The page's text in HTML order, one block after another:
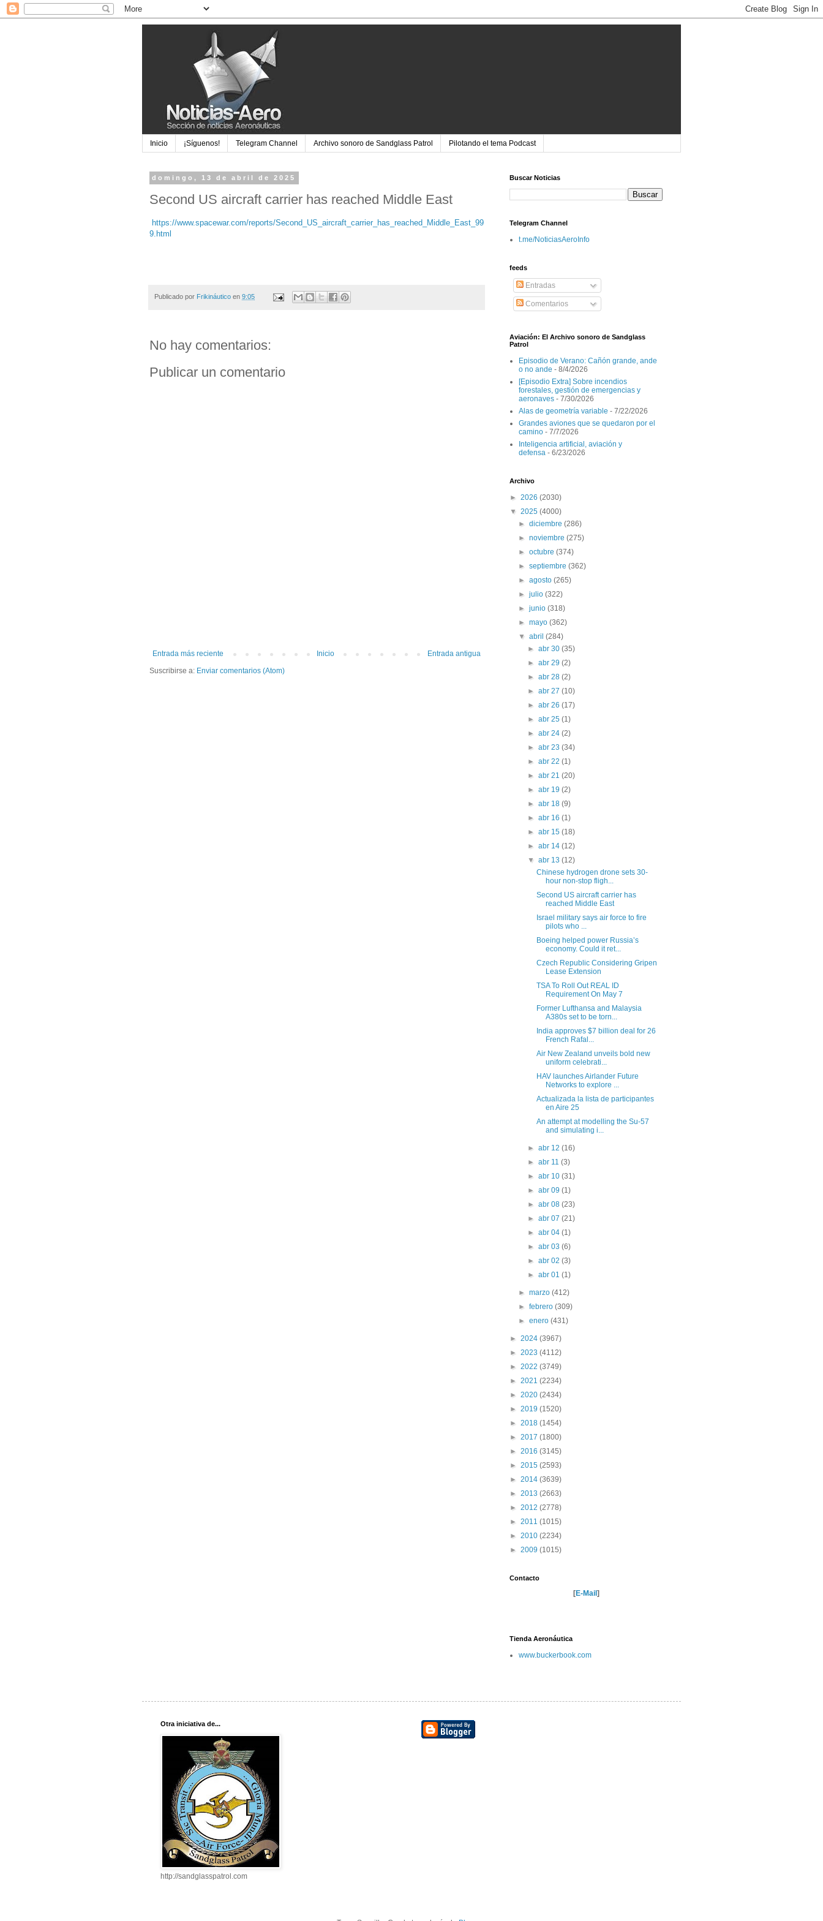
Inicio ¡Síguenos! Telegram Channel Archivo sonoro de Sandglass Patrol Pilotando el tema Podcast
domingo, 13 de abril de 2025
Second US aircraft carrier has reached Middle East
https://www.spacewar.com/reports/Second_US_aircraft_carrier_has_reached_Middle_East_99
9.html
Publicado por Frikináutico en 9:05
No hay comentarios:
Publicar un comentario
Entrada más reciente Entrada antigua
Inicio
Suscribirse a: Enviar comentarios (Atom)
Buscar Noticias
Telegram Channel
t.me/NoticiasAeroInfo
feeds
Entradas
Comentarios
Aviación: El Archivo sonoro de Sandglass
Patrol
Episodio de Verano: Cañón grande, ande
o no ande - 8/4/2026
[Episodio Extra] Sobre incendios
forestales, gestión de emergencias y
aeronaves - 7/30/2026
Alas de geometría variable - 7/22/2026
Grandes aviones que se quedaron por el
camino - 7/7/2026
Inteligencia artificial, aviación y
defensa - 6/23/2026
Archivo
► 2026 (2030)
▼ 2025 (4000)
►diciembre(286)
►noviembre(275)
►octubre(374)
►septiembre(362)
►agosto(265)
►julio(322)
►junio(318)
►mayo(362)
▼abril(284)
► abr 30 (35)
► abr 29 (2)
► abr 28 (2)
► abr 27 (10)
► abr 26 (17)
► abr 25 (1)
► abr 24 (2)
► abr 23 (34)
► abr 22 (1)
► abr 21 (20)
► abr 19 (2)
► abr 18 (9)
► abr 16 (1)
► abr 15 (18)
► abr 14 (12)
▼ abr 13 (12)
Chinese hydrogen drone sets 30-
hour non-stop fligh...
Second US aircraft carrier has
reached Middle East
Israel military says air force to fire
pilots who ...
Boeing helped power Russia’s
economy. Could it ret...
Czech Republic Considering Gripen
Lease Extension
TSA To Roll Out REAL ID
Requirement On May 7
Former Lufthansa and Malaysia
A380s set to be torn...
India approves $7 billion deal for 26
French Rafal...
Air New Zealand unveils bold new
uniform celebrati...
HAV launches Airlander Future
Networks to explore ...
Actualizada la lista de participantes
en Aire 25
An attempt at modelling the Su-57
and simulating i...
► abr 12 (16)
► abr 11 (3)
► abr 10 (31)
► abr 09 (1)
► abr 08 (23)
► abr 07 (21)
► abr 04 (1)
► abr 03 (6)
► abr 02 (3)
► abr 01 (1)
►marzo(412)
►febrero(309)
►enero(431)
► 2024 (3967)
► 2023 (4112)
► 2022 (3749)
► 2021 (2234)
► 2020 (2434)
► 2019 (1520)
► 2018 (1454)
► 2017 (1800)
► 2016 (3145)
► 2015 (2593)
► 2014 (3639)
► 2013 (2663)
► 2012 (2778)
► 2011 (1015)
► 2010 (2234)
► 2009 (1015)
Contacto
[E-Mail ]
Tienda Aeronáutica
www.buckerbook.com
Otra iniciativa de...
http://sandglasspatrol.com